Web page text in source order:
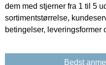
dem med stjerner fra 1 til 5
sortimentstørrelse,
betingelser, leveringsformer
Bedst